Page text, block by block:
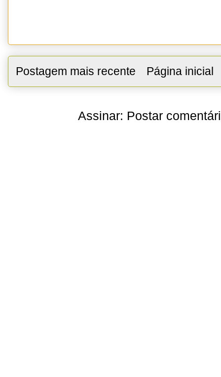
Postagem mais recente Página inicial
Assinar: Postar